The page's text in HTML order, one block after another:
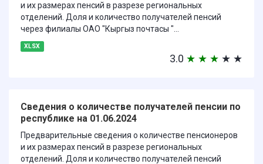
и их размерах пенсий в разрезе региональных
отделений. Доля и количество получателей пенсий
через филиалы ОАО "Кыргыз почтасы "...
XLSX
3.0 ★ ★ ★ ★ ★
Сведения о количестве получателей пенсии по
республике на 01.06.2024
Предварительные сведения о количестве пенсионеров
и их размерах пенсий в разрезе региональных
отделений. Доля и количество получателей пенсий